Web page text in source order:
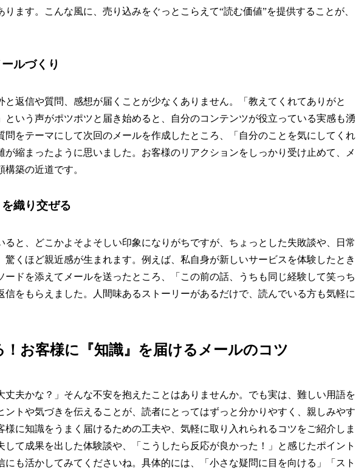
ます。こんな風に、売り込みをぐっとこらえて“読む価値”を提供することが、
ルづくり
返信や質問、感想が届くことが少なくありません。「教えてくれてありがと
という声がポツポツと届き始めると、自分のコンテンツが役立っている実感も湧
問をテーマにして次回のメールを作成したところ、「自分のことを気にしてくれ
縮まったように思いました。お客様のリアクションをしっかり受け止めて、メ
築の近道です。
織り交ぜる
と、どこかよそよそしい印象になりがちですが、ちょっとした失敗談や、日常
くほど親近感が生まれます。例えば、私自身が新しいサービスを体験したとき
ドを添えてメールを送ったところ、「この前の話、うちも同じ経験して笑っち
信をもらえました。人間味あるストーリーがあるだけで、読んでいる方も気軽に
お客様に『知識』を届けるメールのコツ
丈夫かな？」そんな不安を抱えたことはありませんか。でも実は、難しい用語を
ントや気づきを伝えることが、読者にとってはずっと分かりやすく、親しみやす
に知識をうまく届けるための工夫や、気軽に取り入れられるコツをご紹介しま
て成果を出した体験談や、「こうしたら反応が良かった！」と感じたポイント
も活かしてみてくださいね。具体的には、「小さな疑問に目を向ける」「スト